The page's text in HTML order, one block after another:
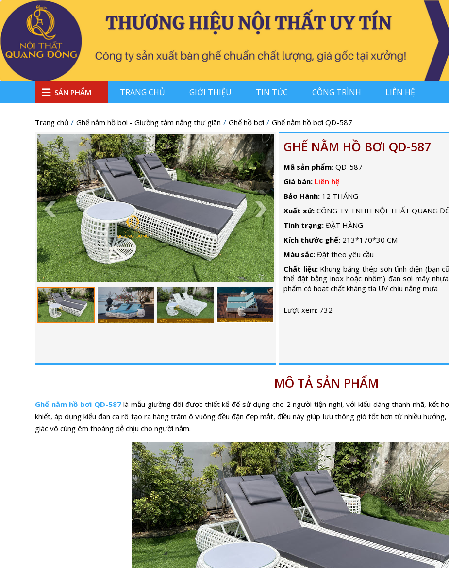
SẢN PHẨM TRANG CHỦ GIỚI THIỆU TIN TỨC CÔNG TRÌNH LIÊN HỆ
Trang chủ Ghế nằm hồ bơi - Giường tắm nắng thư giãn Ghế hồ bơi Ghế nằm hồ bơi QD-587
GHẾ NẰM HỒ BƠI QD-587
Mã sản phẩm: QD-587
Giá bán: Liên hệ
Bảo Hành: 12 THÁNG
Xuất xứ: CÔNG TY TNHH NỘI THẤT QUANG
Tình trạng: ĐẶT HÀNG
Kích thước ghế: 213*170*30 CM
Màu sắc: Đặt theo yêu cầu
Chất liệu:Khung bằng thép sơn tĩnh điện (bạn
thể đặt bằng inox hoặc nhôm) đan sợi mây
phẩm có hoạt chất kháng tia UV chịu nắng mưa
Lượt xem: 732
MÔ TẢ SẢN PHẨM
Ghế nằm hồ bơi QD-587 là mẫu giường đôi được thiết kế để sử dụng cho 2 người tiện nghi, với kiểu dáng thanh nhã, kết
khiết, áp dụng kiểu đan ca rô tạo ra hàng trăm ô vuông đều đặn đẹp mắt, điều này giúp lưu thông gió tốt hơn từ nhiều
giác vô cùng êm thoáng dễ chịu cho người nằm.